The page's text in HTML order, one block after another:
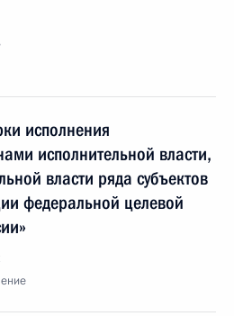
исполнения
исполнительной власти,
власти ряда субъектов
федеральной целевой